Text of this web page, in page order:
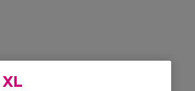
XL